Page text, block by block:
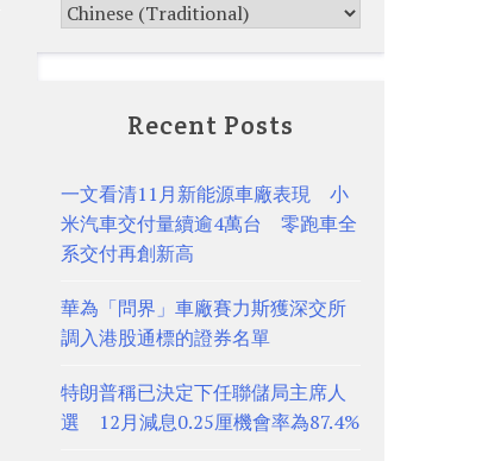
Recent Posts
一文看清11月新能源車廠表現 小
米汽車交付量續逾4萬台 零跑車全
系交付再創新高
華為「問界」車廠賽力斯獲深交所
調入港股通標的證券名單
特朗普稱已決定下任聯儲局主席人
選 12月減息0.25厘機會率為87.4%